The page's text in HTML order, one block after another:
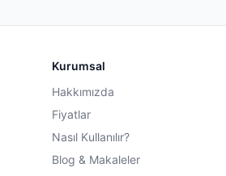
Kurumsal
Hakkımızda
Fiyatlar
Nasıl Kullanılır?
Blog & Makaleler